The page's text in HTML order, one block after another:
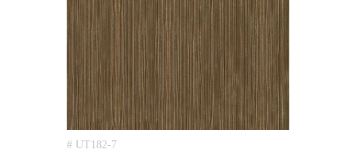
# UT182-7